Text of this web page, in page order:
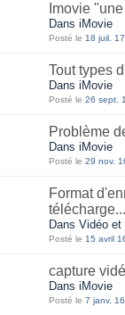
Imovie
Dans iMovie
Posté le 18 juil.
Tout types
Dans iMovie
Posté le 26 sept.
Problème
Dans iMovie
Posté le 29 nov.
Format
télécharge...
Dans Vidéo et
Posté le 15 avril
capture
Dans iMovie
Posté le 7 janv.